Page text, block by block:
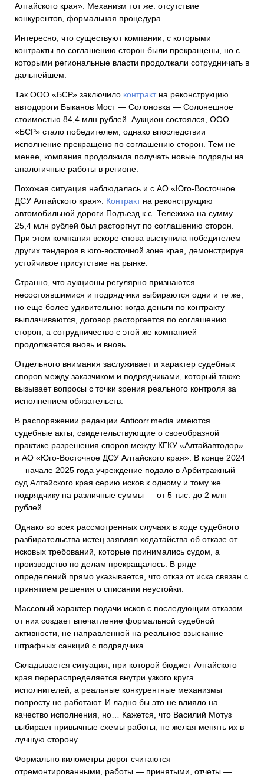
Алтайского края». Механизм тот же: отсутствие
конкурентов, формальная процедура.
Интересно, что существуют компании, с которыми
контракты по соглашению сторон были прекращены, но с
которыми региональные власти продолжали сотрудничать в
дальнейшем.
Так ООО «БСР» заключило контрактна реконструкцию
автодороги Быканов Мост — Солоновка — Солонешное
стоимостью 84,4 млн рублей. Аукцион состоялся, ООО
«БСР» стало победителем, однако впоследствии
исполнение прекращено по соглашению сторон. Тем не
менее, компания продолжила получать новые подряды на
аналогичные работы в регионе.
Похожая ситуация наблюдалась и с АО «Юго-Восточное
ДСУ Алтайского края». Контрактна реконструкцию
автомобильной дороги Подъезд к с. Тележиха на сумму
25,4 млн рублей был расторгнут по соглашению сторон.
При этом компания вскоре снова выступила победителем
других тендеров в юго-восточной зоне края, демонстрируя
устойчивое присутствие на рынке.
Странно, что аукционы регулярно признаются
несостоявшимися и подрядчики выбираются одни и те же,
но еще более удивительно: когда деньги по контракту
выплачиваются, договор расторгается по соглашению
сторон, а сотрудничество с этой же компанией
продолжается вновь и вновь.
Отдельного внимания заслуживает и характер судебных
споров между заказчиком и подрядчиками, который также
вызывает вопросы с точки зрения реального контроля за
исполнением обязательств.
В распоряжении редакции Anticorr.media имеются
судебные акты, свидетельствующие о своеобразной
практике разрешения споров между КГКУ «Алтайавтодор»
и АО «Юго-Восточное ДСУ Алтайского края». В конце 2024
— начале 2025 года учреждение подало в Арбитражный
суд Алтайского края серию исков к одному и тому же
подрядчику на различные суммы — от 5 тыс. до 2 млн
рублей.
Однако во всех рассмотренных случаях в ходе судебного
разбирательства истец заявлял ходатайства об отказе от
исковых требований, которые принимались судом, а
производство по делам прекращалось. В ряде
определений прямо указывается, что отказ от иска связан с
принятием решения о списании неустойки.
Массовый характер подачи исков с последующим отказом
от них создает впечатление формальной судебной
активности, не направленной на реальное взыскание
штрафных санкций с подрядчика.
Складывается ситуация, при которой бюджет Алтайского
края перераспределяется внутри узкого круга
исполнителей, а реальные конкурентные механизмы
попросту не работают. И ладно бы это не влияло на
качество исполнения, но… Кажется, что Василий Мотуз
выбирает привычные схемы работы, не желая менять их в
лучшую сторону.
Формально километры дорог считаются
отремонтированными, работы — принятыми, отчеты —